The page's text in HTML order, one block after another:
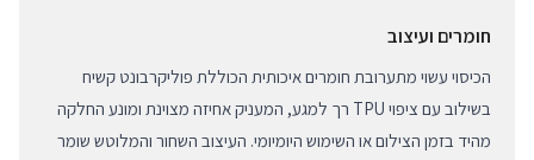
חומרים ועיצוב
הכיסוי עשוי מתערובת חומרים איכותית הכוללת פוליקרבונט קשיח
בשילוב עם ציפוי TPU רך למגע, המעניק אחיזה מצוינת ומונע החלקה
מהיד בזמן הצילום או השימוש היומיומי. העיצוב השחור והמלוטש שומר